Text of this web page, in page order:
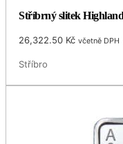
Stříbrný slitek
26,322.50 Kč včetně DPH
Stříbro